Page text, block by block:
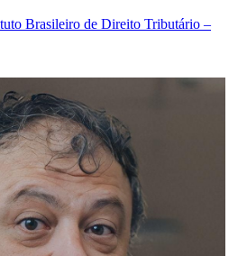
Brasileiro de Direito Tributário –